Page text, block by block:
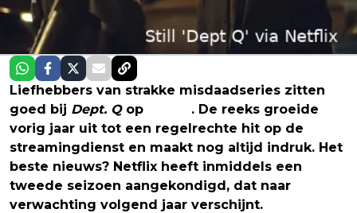
Liefhebbers van strakke misdaadseries zitten
goed bij Dept. Qop
. De reeks groeide
vorig jaar uit tot een regelrechte hit op de
streamingdienst en maakt nog altijd indruk. Het
beste nieuws? Netflix heeft inmiddels een
tweede seizoen aangekondigd, dat naar
verwachting volgend jaar verschijnt.